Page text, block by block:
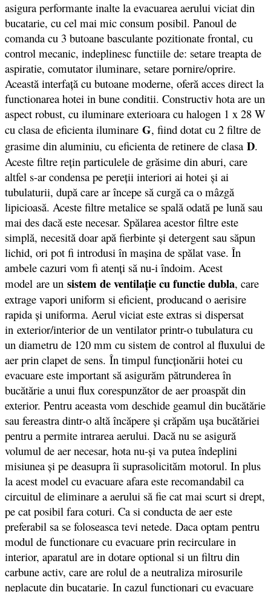
asigura performante inalte la evacuarea aerului viciat din
bucatarie, cu cel mai mic consum posibil. Panoul de
comanda cu 3 butoane basculante pozitionate frontal, cu
control mecanic, indeplinesc functiile de: setare treapta de
aspiratie, comutator iluminare, setare pornire/oprire.
Această interfaţă cu butoane moderne, oferă acces direct la
functionarea hotei in bune conditii. Constructiv hota are un
aspect robust, cu iluminare exterioara cu halogen 1 x 28 W
cu clasa de eficienta iluminare G, fiind dotat cu 2 filtre de
grasime din aluminiu, cu eficienta de retinere de clasa D.
Aceste filtre reţin particulele de grăsime din aburi, care
altfel s-ar condensa pe pereţii interiori ai hotei şi ai
tubulaturii, după care ar începe să curgă ca o mâzgă
lipicioasă. Aceste filtre metalice se spală odată pe lună sau
mai des dacă este necesar. Spălarea acestor filtre este
simplă, necesită doar apă fierbinte şi detergent sau săpun
lichid, ori pot fi introdusi în maşina de spălat vase. În
ambele cazuri vom fi atenţi să nu-i îndoim. Acest
model are un sistem de ventilaţie cu functie dubla, care
extrage vapori uniform si eficient, producand o aerisire
rapida şi uniforma. Aerul viciat este extras si dispersat
in exterior/interior de un ventilator printr-o tubulatura cu
un diametru de 120 mm cu sistem de control al fluxului de
aer prin clapet de sens. În timpul funcţionării hotei cu
evacuare este important să asigurăm pătrunderea în
bucătărie a unui flux corespunzător de aer proaspăt din
exterior. Pentru aceasta vom deschide geamul din bucătărie
sau fereastra dintr-o altă încăpere şi crăpăm uşa bucătăriei
pentru a permite intrarea aerului. Dacă nu se asigură
volumul de aer necesar, hota nu-şi va putea îndeplini
misiunea şi pe deasupra îi suprasolicităm motorul. In plus
la acest model cu evacuare afara este recomandabil ca
circuitul de eliminare a aerului să fie cat mai scurt si drept,
pe cat posibil fara coturi. Ca si conducta de aer este
preferabil sa se foloseasca tevi netede. Daca optam pentru
modul de functionare cu evacuare prin recirculare in
interior, aparatul are in dotare optional si un filtru din
carbune activ, care are rolul de a neutraliza mirosurile
neplacute din bucatarie. In cazul functionari cu evacuare